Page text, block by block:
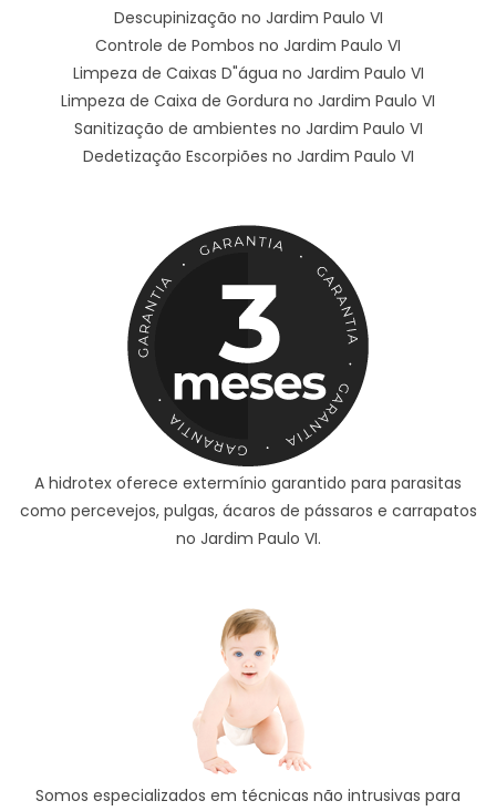
Descupinização no Jardim Paulo VI
Controle de Pombos no Jardim Paulo VI
Limpeza de Caixas D"água no Jardim Paulo VI
Limpeza de Caixa de Gordura no Jardim Paulo VI
Sanitização de ambientes no Jardim Paulo VI
Dedetização Escorpiões no Jardim Paulo VI
A hidrotex oferece extermínio garantido para parasitas
como percevejos, pulgas, ácaros de pássaros e carrapatos
no Jardim Paulo VI.
Somos especializados em técnicas não intrusivas para